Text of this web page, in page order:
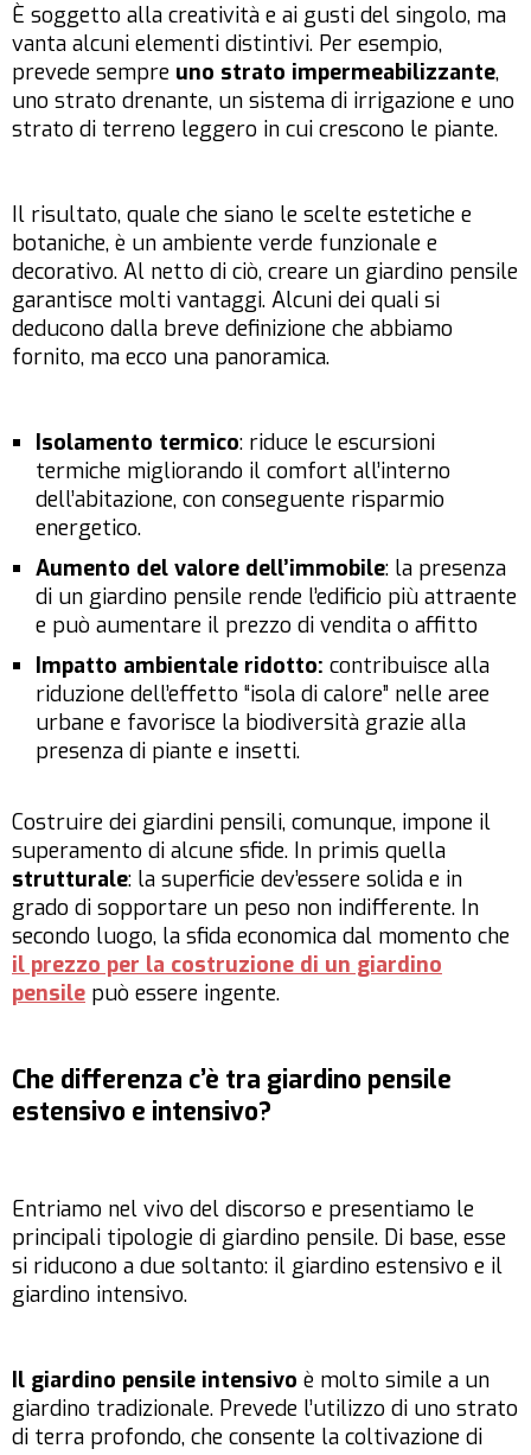
È soggetto alla creatività e ai gusti del singolo, ma
vanta alcuni elementi distintivi. Per esempio,
prevede sempre uno strato impermeabilizzante,
uno strato drenante, un sistema di irrigazione e uno
strato di terreno leggero in cui crescono le piante.
Il risultato, quale che siano le scelte estetiche e
botaniche, è un ambiente verde funzionale e
decorativo. Al netto di ciò, creare un giardino pensile
garantisce molti vantaggi. Alcuni dei quali si
deducono dalla breve definizione che abbiamo
fornito, ma ecco una panoramica.
Isolamento termico: riduce le escursioni
termiche migliorando il comfort all’interno
dell’abitazione, con conseguente risparmio
energetico.
Aumento del valore dell’immobile: la presenza
di un giardino pensile rende l’edificio più attraente
e può aumentare il prezzo di vendita o affitto
Impatto ambientale ridotto: contribuisce alla
riduzione dell’effetto “isola di calore” nelle aree
urbane e favorisce la biodiversità grazie alla
presenza di piante e insetti.
Costruire dei giardini pensili, comunque, impone il
superamento di alcune sfide. In primis quella
strutturale: la superficie dev’essere solida e in
grado di sopportare un peso non indifferente. In
secondo luogo, la sfida economica dal momento che
il prezzo per la costruzione di un giardino
pensile può essere ingente.
Che differenza c’è tra giardino pensile
estensivo e intensivo?
Entriamo nel vivo del discorso e presentiamo le
principali tipologie di giardino pensile. Di base, esse
si riducono a due soltanto: il giardino estensivo e il
giardino intensivo.
Il giardino pensile intensivo è molto simile a un
giardino tradizionale. Prevede l’utilizzo di uno strato
di terra profondo, che consente la coltivazione di